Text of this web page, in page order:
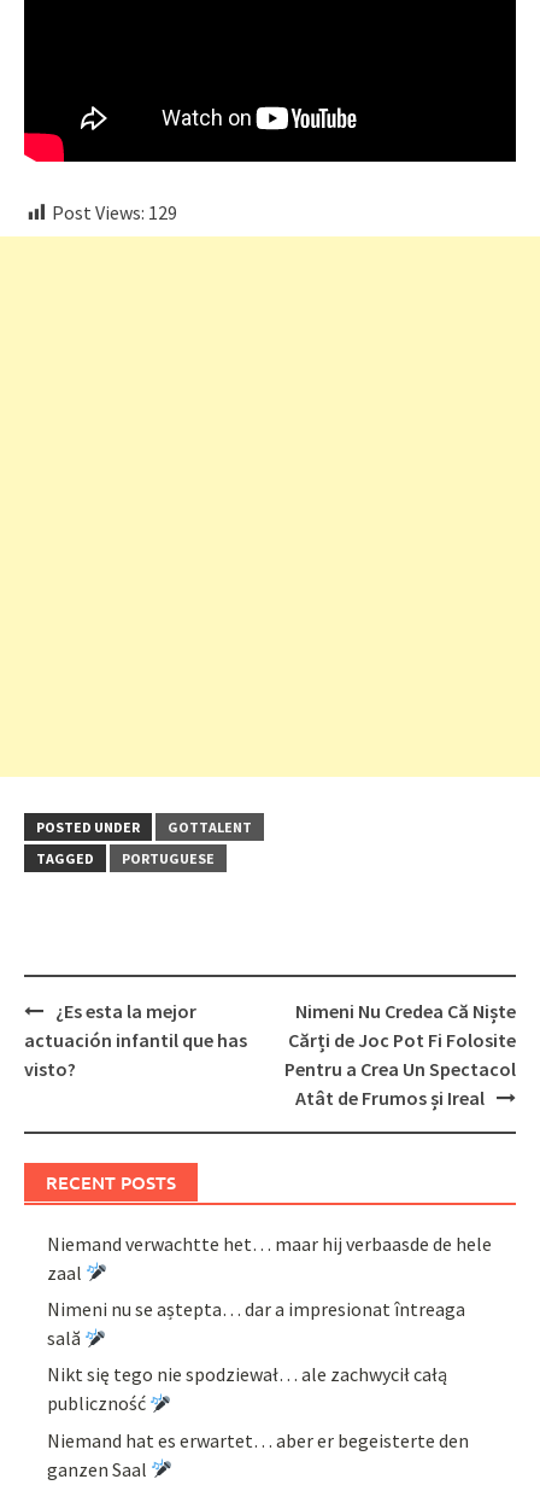
Post Views: 129
POSTED UNDER
GOTTALENT
TAGGED
PORTUGUESE
Post
navigation
¿Es esta la mejor
actuación infantil que has
visto?
Nimeni Nu Credea Că Niște
Cărți de Joc Pot Fi Folosite
Pentru a Crea Un Spectacol
Atât de Frumos și Ireal
RECENT POSTS
Niemand verwachtte het… maar hij verbaasde de hele
zaal
Nimeni nu se aștepta… dar a impresionat întreaga
sală
Nikt się tego nie spodziewał… ale zachwycił całą
publiczność
Niemand hat es erwartet… aber er begeisterte den
ganzen Saal